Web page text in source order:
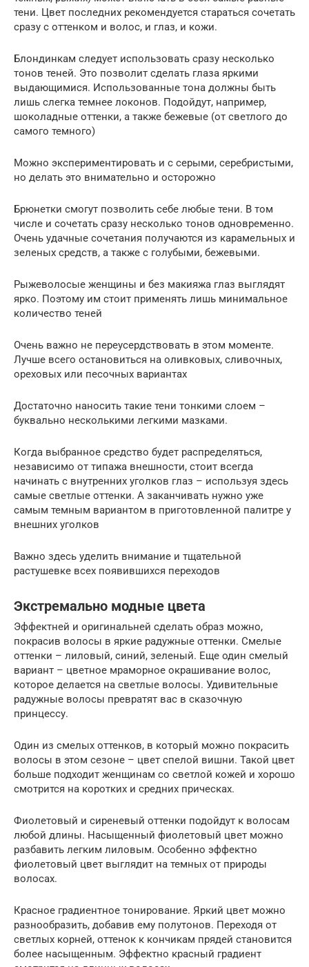
тени. Цвет последних рекомендуется стараться сочетать
сразу с оттенком и волос, и глаз, и кожи.
Блондинкам следует использовать сразу несколько
тонов теней. Это позволит сделать глаза яркими
выдающимися. Использованные тона должны быть
лишь слегка темнее локонов. Подойдут, например,
шоколадные оттенки, а также бежевые (от светлого до
самого темного)
Можно экспериментировать и с серыми, серебристыми,
но делать это внимательно и осторожно
Брюнетки смогут позволить себе любые тени. В том
числе и сочетать сразу несколько тонов одновременно.
Очень удачные сочетания получаются из карамельных и
зеленых средств, а также с голубыми, бежевыми.
Рыжеволосые женщины и без макияжа глаз выглядят
ярко. Поэтому им стоит применять лишь минимальное
количество теней
Очень важно не переусердствовать в этом моменте.
Лучше всего остановиться на оливковых, сливочных,
ореховых или песочных вариантах
Достаточно наносить такие тени тонкими слоем –
буквально несколькими легкими мазками.
Когда выбранное средство будет распределяться,
независимо от типажа внешности, стоит всегда
начинать с внутренних уголков глаз – используя здесь
самые светлые оттенки. А заканчивать нужно уже
самым темным вариантом в приготовленной палитре у
внешних уголков
Важно здесь уделить внимание и тщательной
растушевке всех появившихся переходов
Экстремально модные цвета
Эффектней и оригинальней сделать образ можно,
покрасив волосы в яркие радужные оттенки. Смелые
оттенки – лиловый, синий, зеленый. Еще один смелый
вариант – цветное мраморное окрашивание волос,
которое делается на светлые волосы. Удивительные
радужные волосы превратят вас в сказочную
принцессу.
Один из смелых оттенков, в который можно покрасить
волосы в этом сезоне – цвет спелой вишни. Такой цвет
больше подходит женщинам со светлой кожей и хорошо
смотрится на коротких и средних прическах.
Фиолетовый и сиреневый оттенки подойдут к волосам
любой длины. Насыщенный фиолетовый цвет можно
разбавить легким лиловым. Особенно эффектно
фиолетовый цвет выглядит на темных от природы
волосах.
Красное градиентное тонирование. Яркий цвет можно
разнообразить, добавив ему полутонов. Переходя от
светлых корней, оттенок к кончикам прядей становится
более насыщенным. Эффектно красный градиент